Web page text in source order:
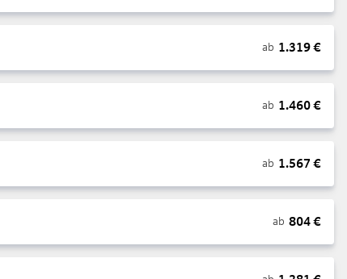
ab 1.319€
ab 1.460€
ab 1.567 €
ab 804€